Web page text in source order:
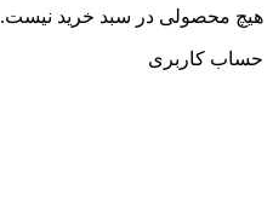
هیچ محصولی در سبد خرید نیست.
حساب کاربری